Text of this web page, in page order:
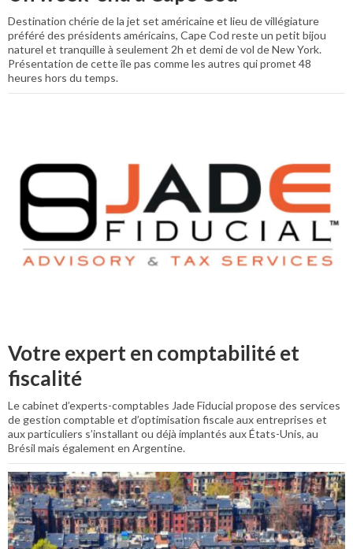
Destination chérie de la jet set américaine et lieu de villégiature
préféré des présidents américains, Cape Cod reste un petit bijou
naturel et tranquille à seulement 2h et demi de vol de New York.
Présentation de cette île pas comme les autres qui promet 48
heures hors du temps.
Votre expert en comptabilité et
fiscalité
Le cabinet d’experts-comptables Jade Fiducial propose des services
de gestion comptable et d’optimisation fiscale aux entreprises et
aux particuliers s’installant ou déjà implantés aux États-Unis, au
Brésil mais également en Argentine.